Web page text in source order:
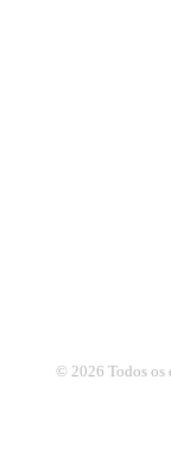
© 2026 Todos os